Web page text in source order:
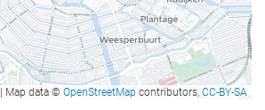
| Map data © OpenStreetMap contributors, CC-BY-SA